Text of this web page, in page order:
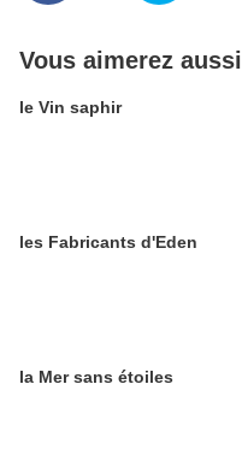
Vous aimerez aussi
le Vin saphir
les Fabricants d'Eden
la Mer sans étoiles